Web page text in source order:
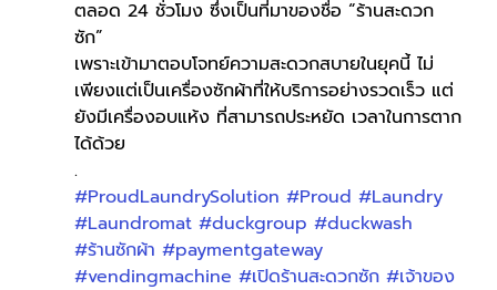
ตลอด 24 ชั่วโมง ซึ่งเป็นที่มาของชื่อ “ร้านสะดวก
ซัก”
เพราะเข้ามาตอบโจทย์ความสะดวกสบายในยุคนี้ ไม่
เพียงแต่เป็นเครื่องซักผ้าที่ให้บริการอย่างรวดเร็ว แต่
ยังมีเครื่องอบแห้ง ที่สามารถประหยัด เวลาในการตาก
ได้ด้วย
.
#ProudLaundrySolution #Proud #Laundry
#Laundromat #duckgroup #duckwash
#ร้านซักผ้า #paymentgateway
#vendingmachine #เปิดร้านสะดวกซัก #เจ้าของ